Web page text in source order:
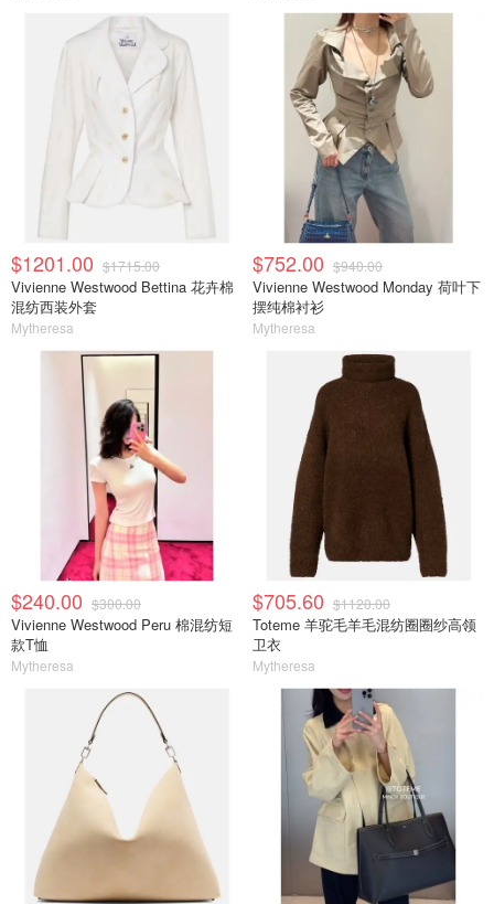
$1201.00 $1715.00
Vivienne Westwood Bettina 花卉棉
混纺西装外套
Mytheresa
$752.00 $940.00
Vivienne Westwood Monday 荷叶下
摆纯棉衬衫
Mytheresa
$240.00 $300.00
Vivienne Westwood Peru 棉混纺短
款T恤
Mytheresa
$705.60 $1120.00
Toteme 羊驼毛羊毛混纺圈圈纱高领
卫衣
Mytheresa